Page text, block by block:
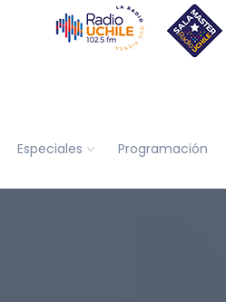
Especiales Programación